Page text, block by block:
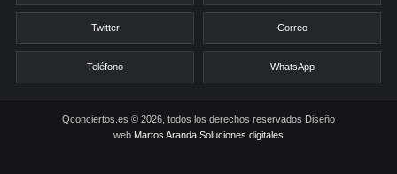
Twitter Correo
Teléfono WhatsApp
Qconciertos.es © 2026, todos los derechos reservados Diseño
web Martos Aranda Soluciones digitales